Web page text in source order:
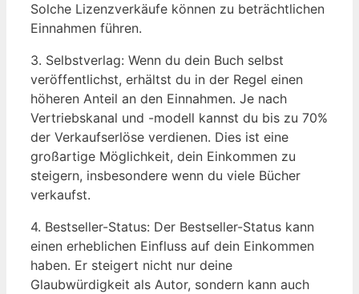
Solche Lizenzverkäufe können zu beträchtlichen
Einnahmen führen.
3. Selbstverlag: Wenn du dein Buch selbst
veröffentlichst, erhältst du in der Regel einen
höheren Anteil an den Einnahmen. Je nach
Vertriebskanal und -modell kannst du bis zu 70%
der Verkaufserlöse verdienen. Dies ist eine
großartige Möglichkeit, dein Einkommen zu
steigern, insbesondere wenn du viele Bücher
verkaufst.
4. Bestseller-Status: Der Bestseller-Status kann
einen erheblichen Einfluss auf dein Einkommen
haben. Er steigert nicht nur deine
Glaubwürdigkeit als Autor, sondern kann auch